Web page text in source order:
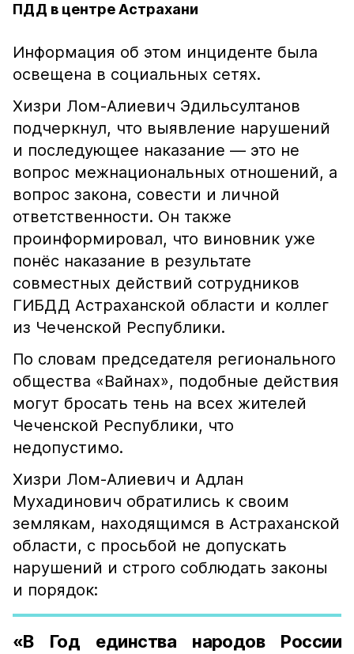
ПДД в центре Астрахани
Информация об этом инциденте была
освещена в социальных сетях.
Хизри Лом-Алиевич Эдильсултанов
подчеркнул, что выявление нарушений
и последующее наказание — это не
вопрос межнациональных отношений, а
вопрос закона, совести и личной
ответственности. Он также
проинформировал, что виновник уже
понёс наказание в результате
совместных действий сотрудников
ГИБДД Астраханской области и коллег
из Чеченской Республики.
По словам председателя регионального
общества «Вайнах», подобные действия
могут бросать тень на всех жителей
Чеченской Республики, что
недопустимо.
Хизри Лом-Алиевич и Адлан
Мухадинович обратились к своим
землякам, находящимся в Астраханской
области, с просьбой не допускать
нарушений и строго соблюдать законы
и порядок:
«В Год единства народов России